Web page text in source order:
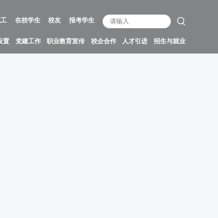
报考学生
校友
在校学生
招生与就业
人才引进
校企合作
职业教育宣传
党建工作
置